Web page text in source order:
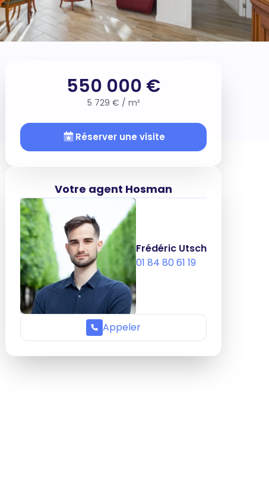
550 000 €
5 729 € / m²
Réserver une visite
Votre agent Hosman
Frédéric Utsch
01 84 80 61 19
Appeler